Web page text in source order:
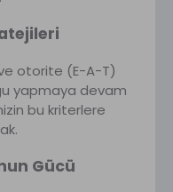
otorite (E-A-T)
yapmaya devam
bu kriterlere
Gücü